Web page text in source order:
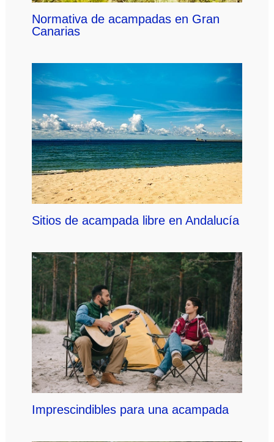
Normativa de acampadas en Gran
Canarias
Sitios de acampada libre en Andalucía
Imprescindibles para una acampada